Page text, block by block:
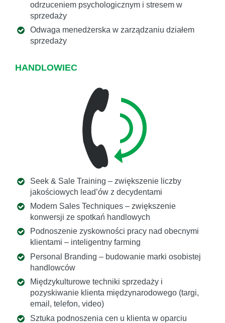
odrzuceniem psychologicznym i stresem w
sprzedaży
Odwaga menedżerska w zarządzaniu działem
sprzedaży
HANDLOWIEC
Seek & Sale Training – zwiększenie liczby
jakościowych lead’ów z decydentami
Modern Sales Techniques – zwiększenie
konwersji ze spotkań handlowych
Podnoszenie zyskowności pracy nad obecnymi
klientami – inteligentny farming
Personal Branding – budowanie marki osobistej
handlowców
Międzykulturowe techniki sprzedaży i
pozyskiwanie klienta międzynarodowego (targi,
email, telefon, video)
Sztuka podnoszenia cen u klienta w oparciu